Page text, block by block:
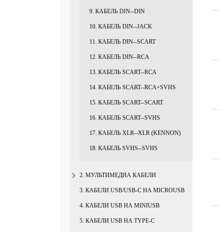
9. КАБЕЛЬ DIN--DIN
10. КАБЕЛЬ DIN--JACK
11. КАБЕЛЬ DIN--SCART
12. КАБЕЛЬ DIN--RCA
13. КАБЕЛЬ SCART--RCA
14. КАБЕЛЬ SCART--RCA+SVHS
15. КАБЕЛЬ SCART--SCART
16. КАБЕЛЬ SCART--SVHS
17. КАБЕЛЬ XLR--XLR (KENNON)
18. КАБЕЛЬ SVHS--SVHS
2. МУЛЬТИМЕДИА КАБЕЛИ
3. КАБЕЛИ USB/USB-C НА MICROUSB
4. КАБЕЛИ USB НА MINIUSB
5. КАБЕЛИ USB НА TYPE-C